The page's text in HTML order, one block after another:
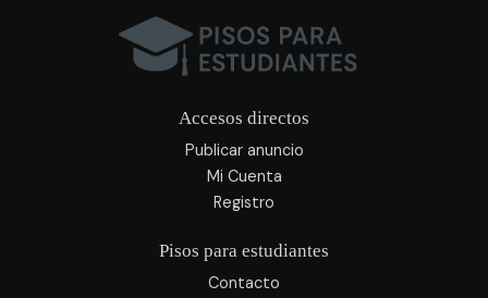
Accesos directos
Publicar anuncio
Mi Cuenta
Registro
Pisos para estudiantes
Contacto